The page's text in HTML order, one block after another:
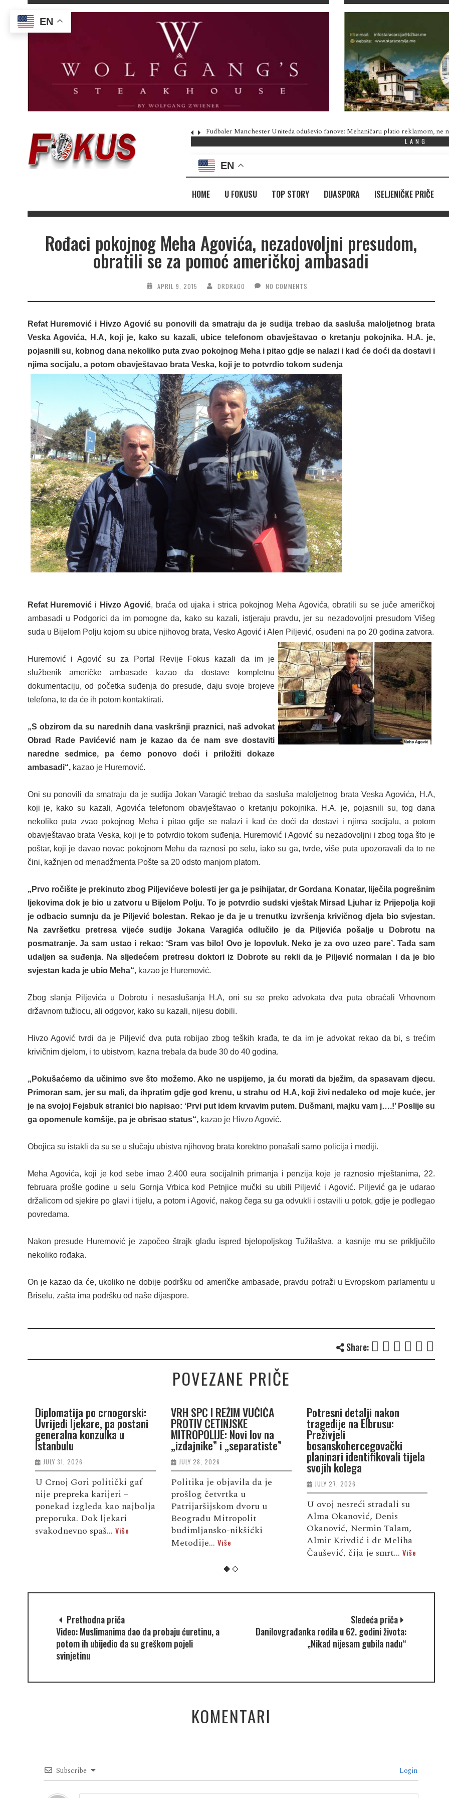
Fudbaler Manchester Uniteda oduševio fanove: Mehaničaru platio reklamom, ne
LANG
EN
HOME U FOKUSU TOP STORY DIJASPORA ISELJENIČKE PRIČE
Rođaci pokojnog Meha Agovića, nezadovoljni presudom,
obratili se za pomoć američkoj ambasadi
APRIL 9, 2015 DRDRAGO NO COMMENTS
Refat Huremović i Hivzo Agović su ponovili da smatraju da je sudija trebao da sasluša maloljetnog brata
Veska Agovića, H.A, koji je, kako su kazali, ubice telefonom obavještavao o kretanju pokojnika. H.A. je,
pojasnili su, kobnog dana nekoliko puta zvao pokojnog Meha i pitao gdje se nalazi i kad će doći da dostavi i
njima socijalu, a potom obavještavao brata Veska, koji je to potvrdio tokom suđenja
Refat Huremović i Hivzo Agović, braća od ujaka i strica pokojnog Meha Agovića, obratili su se juče američkoj
ambasadi u Podgorici da im pomogne da, kako su kazali, istjeraju pravdu, jer su nezadovoljni presudom Višeg
suda u Bijelom Polju kojom su ubice njihovog brata, Vesko Agović i Alen Piljević, osuđeni na po 20 godina zatvora.
Huremović i Agović su za Portal Revije Fokus kazali da im je
službenik američke ambasade kazao da dostave kompletnu
dokumentaciju, od početka suđenja do presude, daju svoje brojeve
telefona, te da će ih potom kontaktirati.
„S obzirom da su narednih dana vaskršnji praznici, naš advokat
Obrad Rade Pavićević nam je kazao da će nam sve dostaviti
naredne sedmice, pa ćemo ponovo doći i priložiti dokaze
ambasadi“,kazao je Huremović.
Oni su ponovili da smatraju da je sudija Jokan Varagić trebao da sasluša maloljetnog brata Veska Agovića, H.A,
koji je, kako su kazali, Agovića telefonom obavještavao o kretanju pokojnika. H.A. je, pojasnili su, tog dana
nekoliko puta zvao pokojnog Meha i pitao gdje se nalazi i kad će doći da dostavi i njima socijalu, a potom
obavještavao brata Veska, koji je to potvrdio tokom suđenja. Huremović i Agović su nezadovoljni i zbog toga što je
poštar, koji je davao novac pokojnom Mehu da raznosi po selu, iako su ga, tvrde, više puta upozoravali da to ne
čini, kažnjen od menadžmenta Pošte sa 20 odsto manjom platom.
„Prvoročište je prekinuto zbog Piljevićeve bolesti jer ga je psihijatar,dr Gordana Konatar, liječila pogrešnim
ljekovima dok je bio u zatvoru u Bijelom Polju.To je potvrdio sudski vještakMirsad Ljuhar iz Prijepolja koji
je odbacio sumnju da je Piljević bolestan. Rekao je da je u trenutku izvršenja krivičnog djela bio svjestan.
Na završetku pretresa vijeće sudije Jokana Varagića odlučilo je da Piljevića pošalje u Dobrotu na
posmatranje. Ja sam ustao i rekao: ‘Sram vas bilo! Ovo je lopovluk. Neko je za ovo uzeo pare’. Tada sam
udaljen sasuđenja. Na sljedećem pretresu doktori iz Dobrote su rekli da je Piljević normalan i da je bio
svjestan kada je u bio Meha“, kazao je Huremović.
Zbog slanja Piljevića u Dobrotu i nesaslušanja H.A, oni su se preko advokata dva puta obraćali Vrhovnom
državnom tužiocu, ali odgovor, kako su kazali, nijesu dobili.
Hivzo Agović tvrdi da je Piljević dva puta robijao zbog teških krađa,te da im je advokat rekao da bi,s trećim
krivičnim djelom, i to ubistvom, kazna trebala da bude 30 do 40 godina.
„Pokušaćemo da učinimo sve što možemo. Ako ne uspijemo, ja ću morati da bježim, da spasavam djecu.
Primoransam, jer su mali, da ihpratim gdje god krenu, u strahu od
H.A, koji živi nedaleko od moje kuće, jer
je na svojoj Fejsbuk stranici bio napisao: ‘Prvi put idem krvavim putem. Dušmani, majku vam j….!’ Poslije su
ga opomenule komšije, pa je obrisao status“,kazao je Hivzo Agović.
Obojica su istakli da su se u slučaju ubistva njihovog brata korektno ponašali samo policija i mediji.
Meha Agovića, koji je kod sebe imao 2.400 eura socijalnih primanja i penzija koje je raznosio mještanima, 22.
februara prošle godine u selu Gornja Vrbica kod Petnjice mučki su ubili Piljević i Agović. Piljević ga je udarao
držalicom od sjekire po glavi i tijelu, a potom i Agović, nakog čega su ga odvukli i ostavili u potok, gdje je podlegao
povredama.
Nakon presude Huremović je započeo štrajk glađu ispred bjelopoljskog Tužilaštva,a kasnije mu se priključilo
nekoliko rođaka.
On je kazao da će, ukoliko ne dobije podršku od američke ambasade, pravdu potraži u Evropskom parlamentu u
Briselu, zašta ima podršku od naše dijaspore.
Share:
POVEZANE PRIČE
Diplomatija po crnogorski:
Uvrijedi ljekare, pa postani
generalna konzulka u
Istanbulu
JULY 31, 2026
U Crnoj Gori politički gaf
nije prepreka karijeri –
ponekad izgleda kao najbolja
preporuka. Dok ljekari
svakodnevno spaš... Više
VRH SPC I REŽIM VUČIĆA
PROTIV CETINJSKE
MITROPOLIJE: Novi lov na
„izdajnike” i „separatiste”
JULY 28, 2026
Politika je objavila da je
prošlog četvrtka u
Patrijaršijskom dvoru u
Beogradu Mitropolit
budimljansko-nikšićki
Metodije... Više
Potresni detalji nakon
tragedije na Elbrusu:
Preživjeli
bosanskohercegovački
planinari identifikovali tijela
svojih kolega
JULY 27, 2026
U ovoj nesreći stradali su
Alma Okanović, Denis
Okanović, Nermin Talam,
Almir Krivdić i dr Meliha
Čaušević, čija je smrt... Više
Prethodna priča
Video: Muslimanima dao da probaju ćuretinu, a
potom ih ubijedio da su greškom pojeli
svinjetinu
Sledeća priča
Danilovgrađanka rodila u 62. godini života:
„Nikad nijesam gubila nadu“
KOMENTARI
Subscribe Login
EN